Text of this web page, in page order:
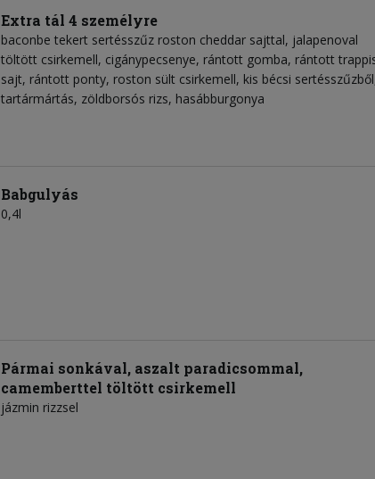
Extra tál 4 személyre
baconbe tekert sertésszűz roston cheddar sajttal, jalapenoval
töltött csirkemell, cigánypecsenye, rántott gomba, rántott
sajt, rántott ponty, roston sült csirkemell, kis bécsi
tartármártás, zöldborsós rizs, hasábburgonya
Babgulyás
0,4l
Pármai sonkával, aszalt paradicsommal,
camemberttel töltött csirkemell
jázmin rizzsel